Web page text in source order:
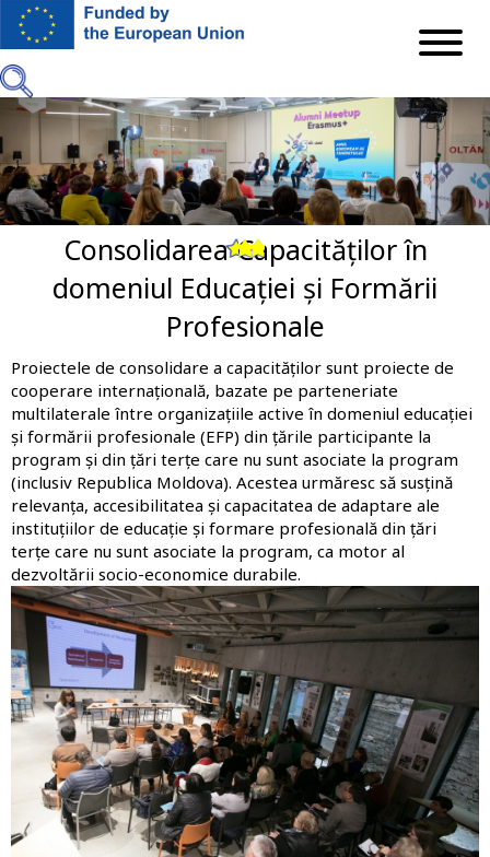
Mergi
principal
Consolidarea Capacităților în
domeniul Educației și Formării
Profesionale
Proiectele de consolidare a capacităților sunt proiecte de
cooperare internațională, bazate pe parteneriate
multilaterale între organizațiile active în domeniul educației
și formării profesionale (EFP) din țările participante la
program și din țări terțe care nu sunt asociate la program
(inclusiv Republica Moldova). Acestea urmăresc să susțină
relevanța, accesibilitatea și capacitatea de adaptare ale
instituțiilor de educație și formare profesională din țări
terțe care nu sunt asociate la program, ca motor al
dezvoltării socio-economice durabile.
Imagine